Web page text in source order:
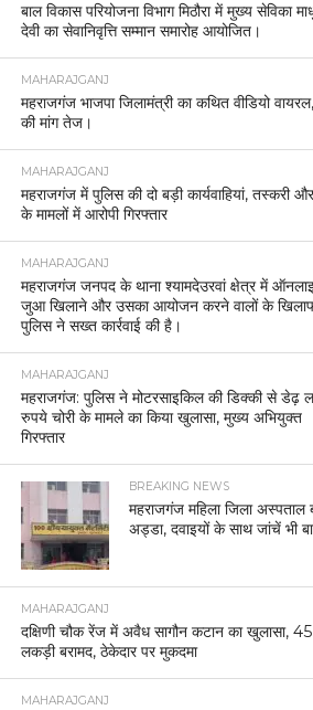
बाल विकास परियोजना विभाग मिठौरा में मुख्य सेविका
देवी का सेवानिवृत्ति सम्मान समारोह आयोजित।
MAHARAJGANJ
महराजगंज भाजपा जिलामंत्री का कथित वीडियो
की मांग तेज।
MAHARAJGANJ
महराजगंज में पुलिस की दो बड़ी कार्यवाहियां, तस्करी और
के मामलों में आरोपी गिरफ्तार
MAHARAJGANJ
महराजगंज जनपद के थाना श्यामदेउरवां क्षेत्र में
जुआ खिलाने और उसका आयोजन करने वालों के
पुलिस ने सख्त कार्रवाई की है।
MAHARAJGANJ
महराजगंज: पुलिस ने मोटरसाइकिल की डिक्की से डेढ़
रुपये चोरी के मामले का किया खुलासा, मुख्य अभियुक्त
गिरफ्तार
BREAKING NEWS
महराजगंज महिला जिला अस्पताल
अड्डा, दवाइयों के साथ जांचें भी
MAHARAJGANJ
दक्षिणी चौक रेंज में अवैध सागौन कटान का खुलासा, 45
लकड़ी बरामद, ठेकेदार पर मुकदमा
MAHARAJGANJ